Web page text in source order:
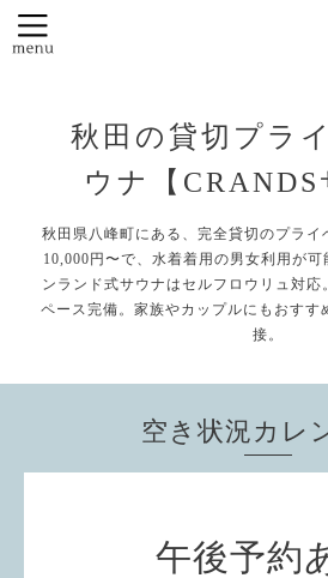
秋田の貸切プラ
ウナ【CRANDS
秋田県八峰町にある、完全貸切のプライ
10,000円〜で、水着着用の男女利用が
ンランド式サウナはセルフロウリュ対応
ペース完備。家族やカップルにもおすす
接。
空き状況カレ
午後予約